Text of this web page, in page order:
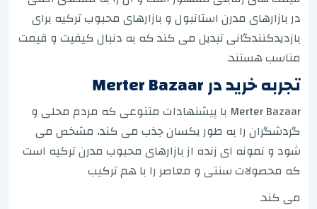
در بازارهای مدرن استانبول و بازارهای محبوب ترکیه برای
بازدیدکنندگانی تبدیل می کند که به دنبال کیفیت و قیمت
مناسب هستند.
تجربه خرید در Merter Bazaar
Merter Bazaar با پیشنهادات متنوعی که مردم محلی و
گردشگران را به طور یکسان جذب می کند، مشخص می
شود و نمونه ای زنده از بازارهای محبوب مدرن ترکیه است
که محصولات سنتی و معاصر را با هم ترکیب
می کند.